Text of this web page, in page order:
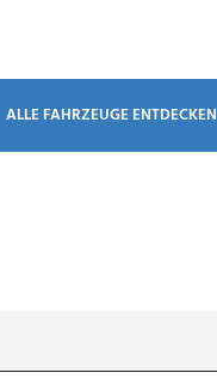
ALLE FAHRZEUGE ENTDECKEN